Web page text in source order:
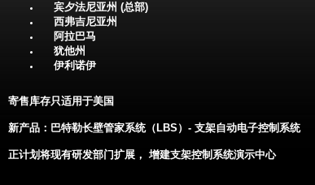
宾夕法尼亚州 (总部)
西弗吉尼亚州
阿拉巴马
犹他州
伊利诺伊
寄售库存只适用于美国
新产品：巴特勒长壁管家系统（LBS）- 支架自动电子控制系统
正计划将现有研发部门扩展， 增建支架控制系统演示中心